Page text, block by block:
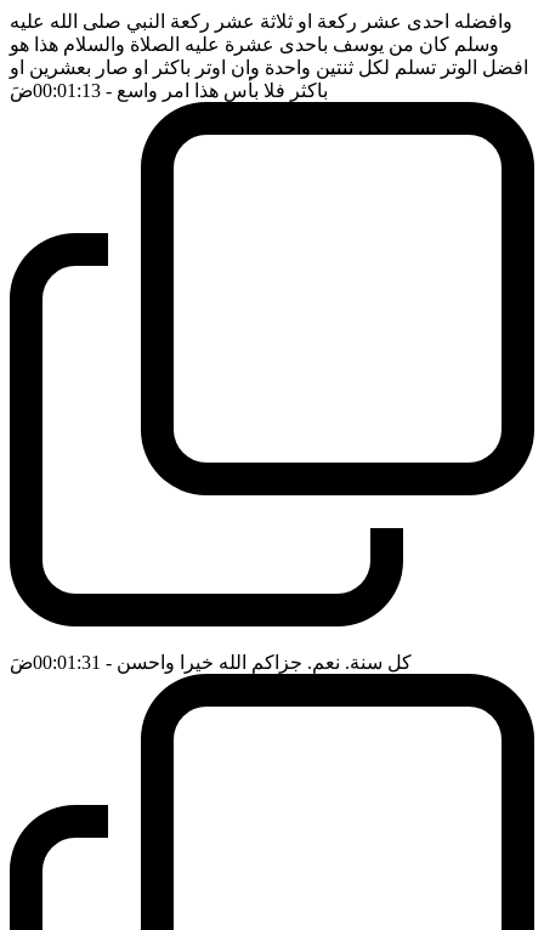
وافضله احدى عشر ركعة او ثلاثة عشر ركعة النبي صلى الله عليه
وسلم كان من يوسف باحدى عشرة عليه الصلاة والسلام هذا هو
افضل الوتر تسلم لكل ثنتين واحدة وان اوتر باكثر او صار بعشرين او
باكثر فلا بأس هذا امر واسع - 00:01:13 ضَ
كل سنة. نعم. جزاكم الله خيرا واحسن - 00:01:31 ضَ